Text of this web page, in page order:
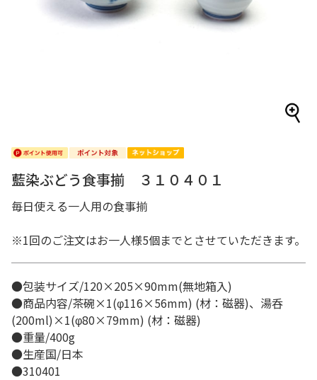
藍染ぶどう食事揃 ３１０４０１
毎日使える一人用の食事揃
※1回のご注文はお一人様5個までとさせていただきます。
●包装サイズ/120×205×90mm(無地箱入)
●商品内容/茶碗×1(φ116×56mm) (材：磁器)、湯呑
(200ml)×1(φ80×79mm) (材：磁器)
●重量/400g
●生産国/日本
●310401